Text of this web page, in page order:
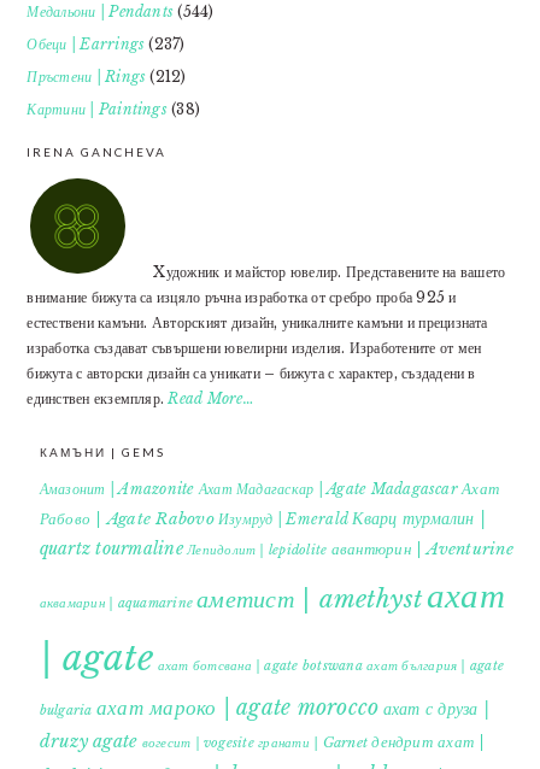
Медальони | Pendants (544)
Обеци | Earrings (237)
Пръстени | Rings (212)
Картини | Paintings(38)
IRENA GANCHEVA
Xудожник и майстор ювелир. Представените на вашето
внимание бижута са изцяло ръчна изработка от сребро проба 925 и
естествени камъни. Авторският дизайн, уникалните камъни и прецизната
изработка създават съвършени ювелирни изделия. Изработените от мен
бижута с авторски дизайн са уникати – бижута с характер, създадени в
единствен екземпляр.Read More…
КАМЪНИ | GEMS
Амазонит | Amazonite Ахат Мадагаскар | Agate Madagascar Ахат
Рабово | Agate Rabovo Изумруд | Emerald Кварц турмалин |
quartz tourmaline Лепидолит | lepidolite авантюрин | Aventurine
аквамарин | aquamarine аметист | amethystахат
| agate ахат ботсвана | agate botswana ахат българия | agate
bulgaria ахат мароко | agate morocco ахат с друза |
druzy agate вогесит | vogesite гранати | Garnet дендрит ахат |